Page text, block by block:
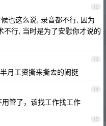
12
也这么说, 录音都不行, 因为
不行, 当时是为了安慰你才说的
13
月工资撕来撕去的闹挺
14
管了，该找工作找工作
15